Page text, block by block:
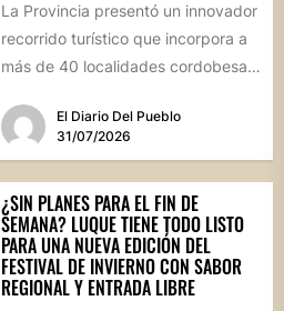
La Provincia presentó un innovador
recorrido turístico que incorpora a
más de 40 localidades cordobesas
patrimonial....El Diario Del Pueblo
31/07/2026
¿SIN PLANES PARA EL FIN DE
SEMANA? LUQUE TIENE TODO LISTO
PARA UNA NUEVA EDICIÓN DEL
FESTIVAL DE INVIERNO CON SABOR
REGIONAL Y ENTRADA LIBRE